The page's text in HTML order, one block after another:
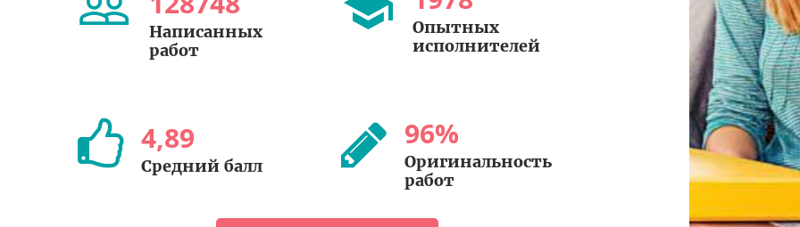
Написанных
работ
Опытных
исполнителей
4,89
Средний балл
96%
Оригинальность
работ